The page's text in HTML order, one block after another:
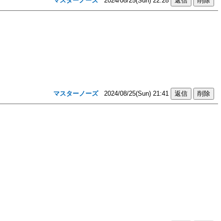
マスターノーズ2024/08/25(Sun) 21:41